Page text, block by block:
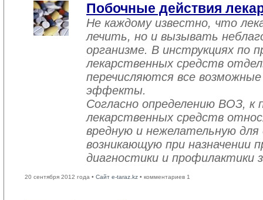
Побочные действия
Не каждому известно, что
лечить, но и вызывать
организме. В инструкциях по
лекарственных средств
перечисляются все
эффекты.
Согласно определению ВОЗ, к
лекарственных средств
вредную и нежелательную для
возникающую при назначении
диагностики и профилактики
20 сентября 2012 года • Сайт e-taraz.kz • комментариев 1